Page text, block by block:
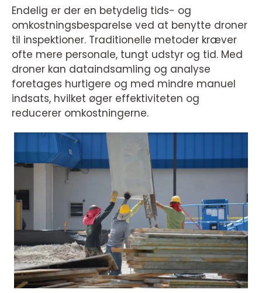
Endelig er der en betydelig tids- og
omkostningsbesparelse ved at benytte droner
til inspektioner. Traditionelle metoder kræver
ofte mere personale, tungt udstyr og tid. Med
droner kan dataindsamling og analyse
foretages hurtigere og med mindre manuel
indsats, hvilket øger effektiviteten og
reducerer omkostningerne.